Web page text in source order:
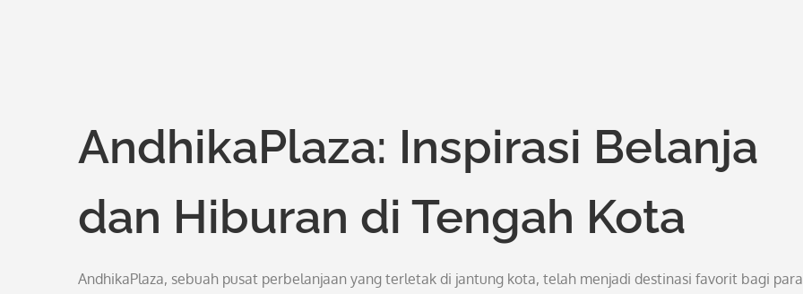
AndhikaPlaza: Inspirasi Belanja
dan Hiburan di Tengah Kota
AndhikaPlaza, sebuah pusat perbelanjaan yang terletak di jantung kota, telah menjadi destinasi favorit bagi para